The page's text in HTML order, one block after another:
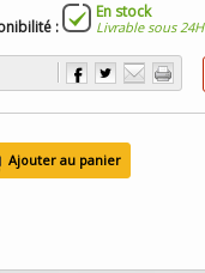
:
En stock
Livrable sous 24H